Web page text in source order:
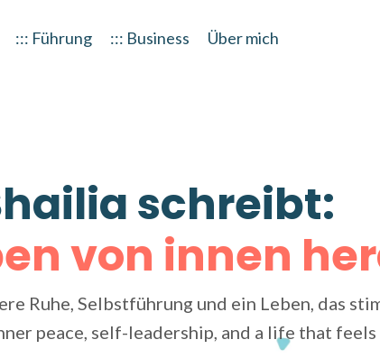
::: Führung ::: Business Über mich
schreibt:
von innen
Ruhe, Selbstführung und ein Leben, das
peace, self-leadership, and a life that